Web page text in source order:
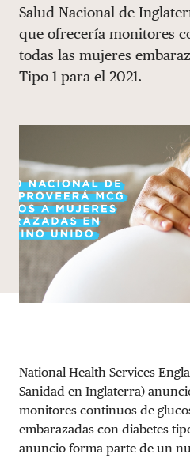
Salud Nacional de
que ofrecería monitores
todas las mujeres
Tipo 1 para el 2021.
National Health Services
Sanidad en Inglaterra)
monitores continuos de
embarazadas con diabetes
anuncio forma parte de un